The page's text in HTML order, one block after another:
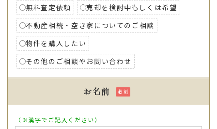
無料査定依頼
売却を検討中もしくは希望
不動産相続・空き家についてのご相談
物件を購入したい
その他のご相談やお問い合わせ
お名前
（※漢字でご記入ください）